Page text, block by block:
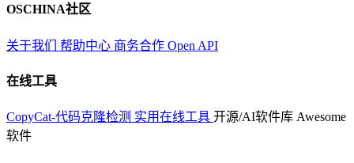
OSCHINA社区
关于我们 帮助中心 商务合作 Open API
在线工具
CopyCat-代码克隆检测 实用在线工具 开源/AI软件库 Awesome
软件